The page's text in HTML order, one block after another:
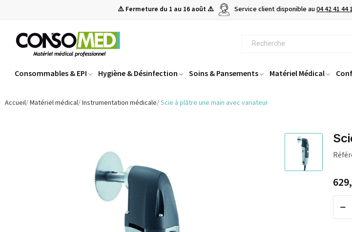
⚠️ Fermeture du 1 au 16 août ⚠️ Service client disponible au04 42 41 44
Consommables & EPI Hygiène & Désinfection Soins & Pansements Matériel Médical
Accueil Matériel médical Instrumentation médicale Scie à plâtre une main avec variateur